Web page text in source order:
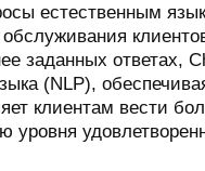
естественным
заданных ответах,
(NLP),
клиентам вести
уровня